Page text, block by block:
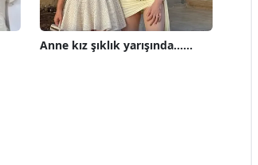
Anne kız şıklık yarışında......